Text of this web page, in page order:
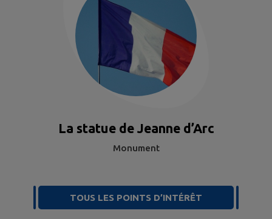
La statue de Jeanne d’Arc
Monument
TOUS LES POINTS D’INTÉRÊT